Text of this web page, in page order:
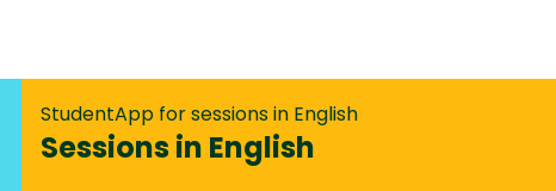
StudentApp for sessions in English
Sessions in English